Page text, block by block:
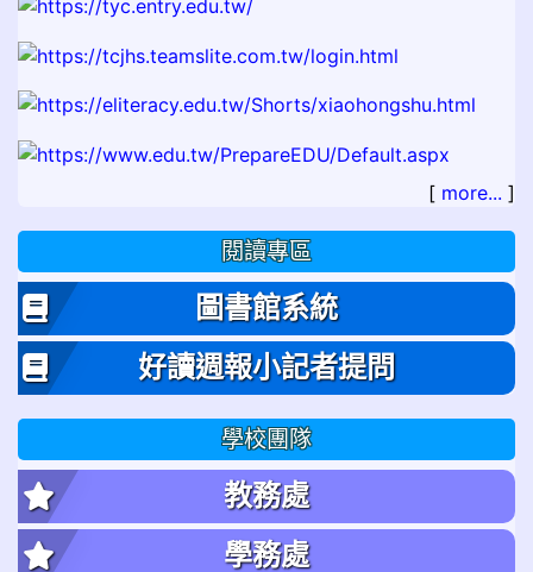
[ more... ]
閱讀專區
圖書館系統
好讀週報小記者提問
學校團隊
教務處
學務處